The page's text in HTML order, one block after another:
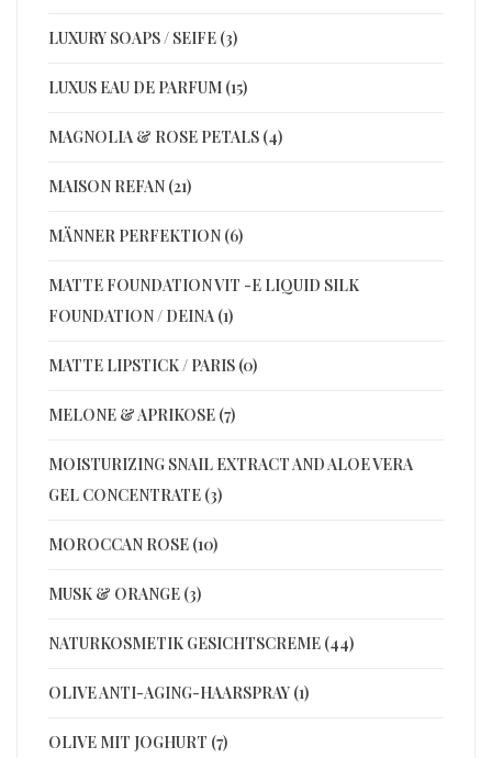
LUXURY SOAPS / SEIFE (3)
LUXUS EAU DE PARFUM (15)
MAGNOLIA & ROSE PETALS (4)
MAISON REFAN (21)
MÄNNER PERFEKTION (6)
MATTE FOUNDATION VIT -E LIQUID SILK
FOUNDATION / DEINA (1)
MATTE LIPSTICK / PARIS (0)
MELONE & APRIKOSE (7)
MOISTURIZING SNAIL EXTRACT AND ALOE VERA
GEL CONCENTRATE (3)
MOROCCAN ROSE (10)
MUSK & ORANGE (3)
NATURKOSMETIK GESICHTSCREME (44)
OLIVE ANTI-AGING-HAARSPRAY (1)
OLIVE MIT JOGHURT (7)